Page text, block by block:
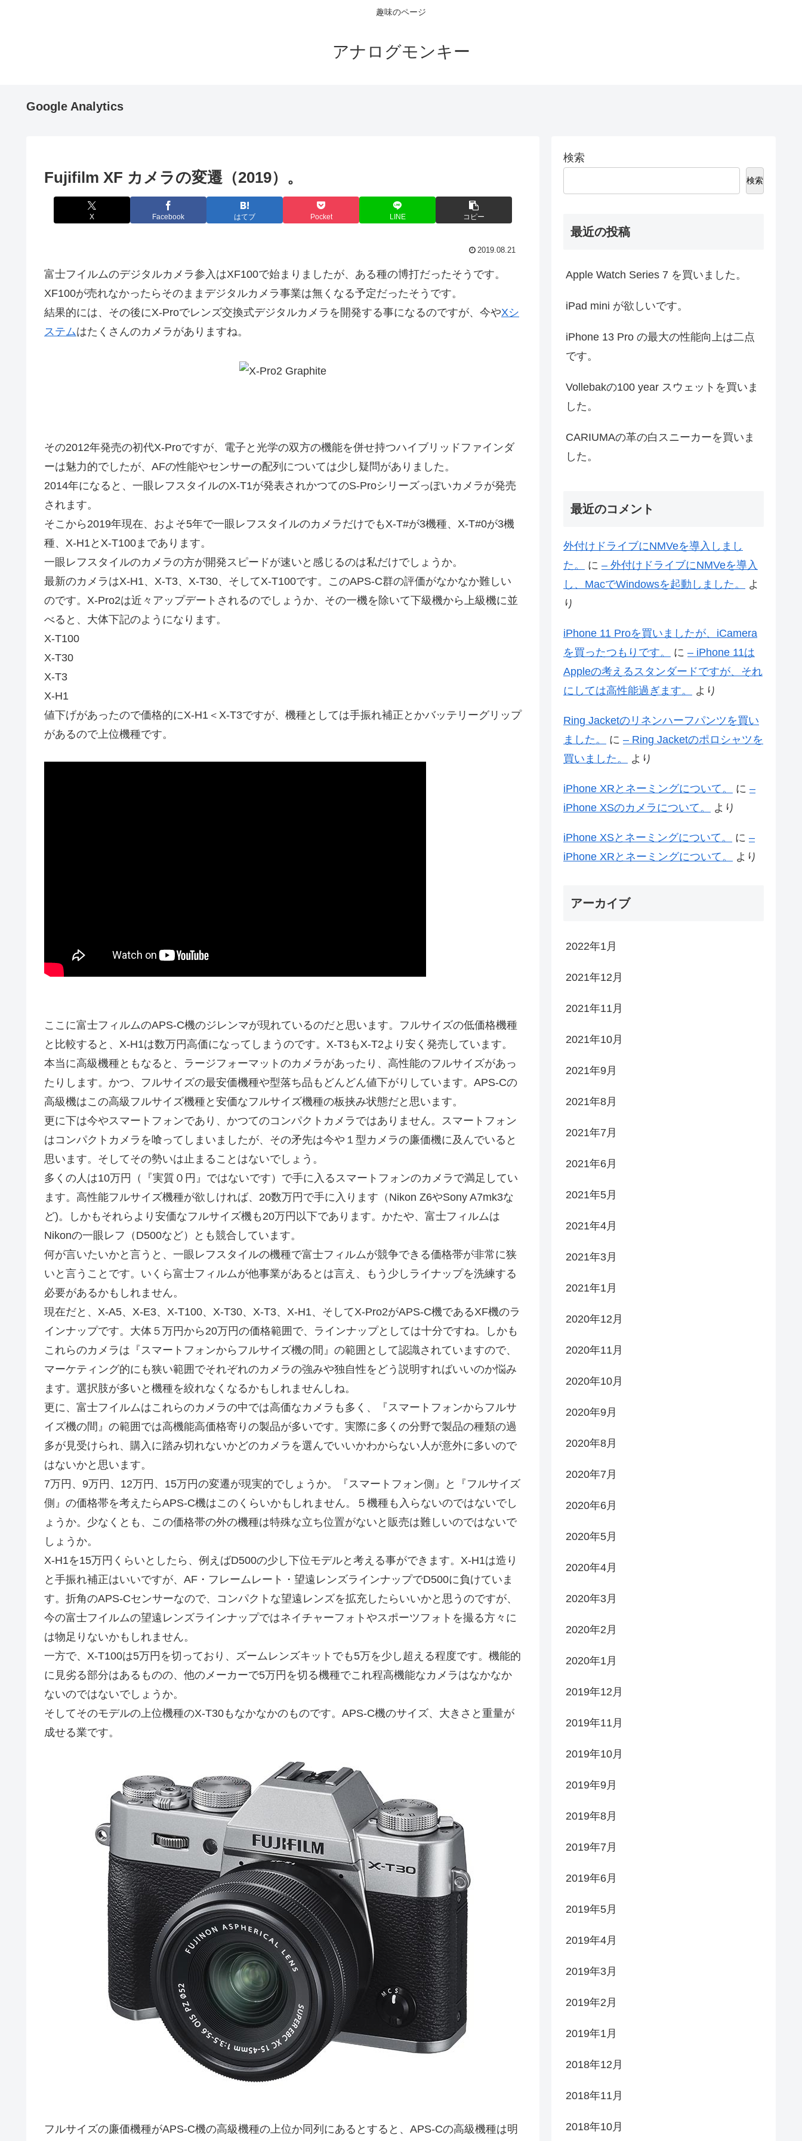
趣味のページ
アナログモンキー
Google Analytics
Fujifilm XF カメラの変遷（2019）。
X Facebook はてブ Pocket LINE コピー
2019.08.21
富士フイルムのデジタルカメラ参入はXF100で始まりましたが、ある種の博打だったそうです。
XF100が売れなかったらそのままデジタルカメラ事業は無くなる予定だったそうです。
結果的には、その後にX-Proでレンズ交換式デジタルカメラを開発する事になるのですが、今やXシ
ステムはたくさんのカメラがありますね。
その2012年発売の初代X-Proですが、電子と光学の双方の機能を併せ持つハイブリッドファインダ
ーは魅力的でしたが、AFの性能やセンサーの配列については少し疑問がありました。
2014年になると、一眼レフスタイルのX-T1が発表されかつてのS-Proシリーズっぽいカメラが発売
されます。
そこから2019年現在、およそ5年で一眼レフスタイルのカメラだけでもX-T#が3機種、X-T#0が3機
種、X-H1とX-T100まであります。
一眼レフスタイルのカメラの方が開発スピードが速いと感じるのは私だけでしょうか。
最新のカメラはX-H1、X-T3、X-T30、そしてX-T100です。このAPS-C群の評価がなかなか難しい
のです。X-Pro2は近々アップデートされるのでしょうか、その一機を除いて下級機から上級機に並
べると、大体下記のようになります。
X-T100
X-T30
X-T3
X-H1
値下げがあったので価格的にX-H1＜X-T3ですが、機種としては手振れ補正とかバッテリーグリップ
があるので上位機種です。
ここに富士フィルムのAPS-C機のジレンマが現れているのだと思います。フルサイズの低価格機種
と比較すると、X-H1は数万円高価になってしまうのです。X-T3もX-T2より安く発売しています。
本当に高級機種ともなると、ラージフォーマットのカメラがあったり、高性能のフルサイズがあっ
たりします。かつ、フルサイズの最安価機種や型落ち品もどんどん値下がりしています。APS-Cの
高級機はこの高級フルサイズ機種と安価なフルサイズ機種の板挟み状態だと思います。
更に下は今やスマートフォンであり、かつてのコンパクトカメラではありません。スマートフォン
はコンパクトカメラを喰ってしまいましたが、その矛先は今や１型カメラの廉価機に及んでいると
思います。そしてその勢いは止まることはないでしょう。
多くの人は10万円（『実質０円』ではないです）で手に入るスマートフォンのカメラで満足してい
ます。高性能フルサイズ機種が欲しければ、20数万円で手に入ります（Nikon Z6やSony A7mk3な
ど)。しかもそれらより安価なフルサイズ機も20万円以下であります。かたや、富士フィルムは
Nikonの一眼レフ（D500など）とも競合しています。
何が言いたいかと言うと、一眼レフスタイルの機種で富士フィルムが競争できる価格帯が非常に狭
いと言うことです。いくら富士フィルムが他事業があるとは言え、もう少しライナップを洗練する
必要があるかもしれません。
現在だと、X-A5、X-E3、X-T100、X-T30、X-T3、X-H1、そしてX-Pro2がAPS-C機であるXF機のラ
インナップです。大体５万円から20万円の価格範囲で、ラインナップとしては十分ですね。しかも
これらのカメラは『スマートフォンからフルサイズ機の間』の範囲として認識されていますので、
マーケティング的にも狭い範囲でそれぞれのカメラの強みや独自性をどう説明すればいいのか悩み
ます。選択肢が多いと機種を絞れなくなるかもしれませんしね。
更に、富士フイルムはこれらのカメラの中では高価なカメラも多く、『スマートフォンからフルサ
イズ機の間』の範囲では高機能高価格寄りの製品が多いです。実際に多くの分野で製品の種類の過
多が見受けられ、購入に踏み切れないかどのカメラを選んでいいかわからない人が意外に多いので
はないかと思います。
7万円、9万円、12万円、15万円の変遷が現実的でしょうか。『スマートフォン側』と『フルサイズ
側』の価格帯を考えたらAPS-C機はこのくらいかもしれません。５機種も入らないのではないでし
ょうか。少なくとも、この価格帯の外の機種は特殊な立ち位置がないと販売は難しいのではないで
しょうか。
X-H1を15万円くらいとしたら、例えばD500の少し下位モデルと考える事ができます。X-H1は造り
と手振れ補正はいいですが、AF・フレームレート・望遠レンズラインナップでD500に負けていま
す。折角のAPS-Cセンサーなので、コンパクトな望遠レンズを拡充したらいいかと思うのですが、
今の富士フイルムの望遠レンズラインナップではネイチャーフォトやスポーツフォトを撮る方々に
は物足りないかもしれません。
一方で、X-T100は5万円を切っており、ズームレンズキットでも5万を少し超える程度です。機能的
に見劣る部分はあるものの、他のメーカーで5万円を切る機種でこれ程高機能なカメラはなかなか
ないのではないでしょうか。
そしてそのモデルの上位機種のX-T30もなかなかのものです。APS-C機のサイズ、大きさと重量が
成せる業です。
フルサイズの廉価機種がAPS-C機の高級機種の上位か同列にあるとすると、APS-Cの高級機種は明
検索
検索
最近の投稿
Apple Watch Series 7 を買いました。
iPad mini が欲しいです。
iPhone 13 Pro の最大の性能向上は二点
です。
Vollebakの100 year スウェットを買いま
した。
CARIUMAの革の白スニーカーを買いま
した。
最近のコメント
外付けドライブにNMVeを導入しまし
た。
に – 外付けドライブにNMVeを導入
し、MacでWindowsを起動しました。
よ
り
iPhone 11 Proを買いましたが、iCamera
を買ったつもりです。
に – iPhone 11は
Appleの考えるスタンダードですが、それ
にしては高性能過ぎます。
より
Ring Jacketのリネンハーフパンツを買い
ました。
に – Ring Jacketのポロシャツを
買いました。
より
iPhone XRとネーミングについて。 に –
iPhone XSのカメラについて。
より
iPhone XSとネーミングについて。 に –
iPhone XRとネーミングについて。
より
アーカイブ
2022年1月
2021年12月
2021年11月
2021年10月
2021年9月
2021年8月
2021年7月
2021年6月
2021年5月
2021年4月
2021年3月
2021年1月
2020年12月
2020年11月
2020年10月
2020年9月
2020年8月
2020年7月
2020年6月
2020年5月
2020年4月
2020年3月
2020年2月
2020年1月
2019年12月
2019年11月
2019年10月
2019年9月
2019年8月
2019年7月
2019年6月
2019年5月
2019年4月
2019年3月
2019年2月
2019年1月
2018年12月
2018年11月
2018年10月